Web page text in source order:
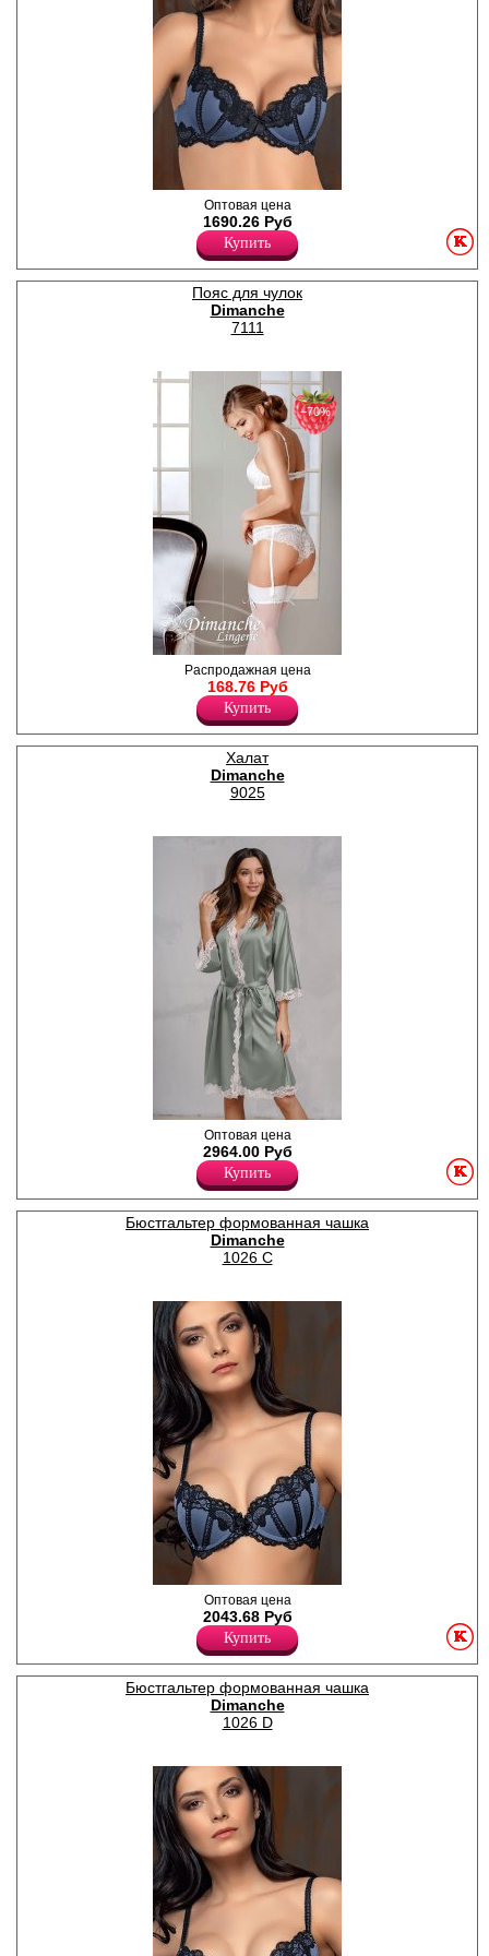
гипюра дарит каждой
модели нотку дерзости и
экстравагантности.
Полиамид 92%
Спандекс 8%
Бюстгальтер балконет с
формованными чашками,
чашки декорированы
кружевом, Push-up,
атласный бантик,
регулируемые бретели.
Размер чашки у этой модели
С (обозначен буквой в конце
артикула). (Цвета деним,
контрастным бежевым
кружевом; персик и лимон с
белым кружевом, у
остальных цветов кружево и
полотно одного цвета).
Спандекс 33%
Оптовая цена
1690.26 Руб
Купить
Пояс для чулок
Dimanche
7111
Пояс кружевной с
регулируемыми по длине
штрипками для чулок, сзади
застёжка на 1 крючок в 3
ряда, на передней детали
атласный бантик.Lirica —
классическая
комбинированная коллекция
Dimanche Lingerie,
кружева с растительным
орнаментом. Белье Lirica в
нежном молочном и
пудровом цвете смотрится
кокетливо и романтично, а в
элегантном черном —
изысканно и роскошно! Пояс
из коллекции нижнего белья
Lirica — классика, которая
обязательно должна быть в
гардеробе каждой женщины!
Полиамид 87%
Полиэстер 2%
Спандекс 11%
−70%
Распродажная цена
168.76 Руб
Купить
Халат
Dimanche
9025
Халат-кимоно на поясе с
длинными рукавами,
декорировано кружевом.
Полиэстер 96%
Спандекс 4%
Оптовая цена
2964.00 Руб
Купить
Бюстгальтер формованная чашка
Dimanche
1026 C
Бюстгальтер с формованной
чашкой без Push-up. Чашки и
стан изделия декорированы
кружевом и тесьмой. В
центре изделия бантик из
капрона в тон изделия.
Бюстгальтер с несъёмными,
регулируемыми бретелями,
украшенными тесьмой.
три положения, с косточками
по бокам для лучшей
поддержки груди. Данная
модель представлена в
чашке C. (Цвета деним,
черный кофе, бордо,
красный и коралл идут с
контрастным бежевым
кружевом; персик и лимон с
белым кружевом, у
остальных цветов кружево и
полотно одного цвета).
Полиамид 67%
Оптовая цена
2043.68 Руб
Купить
Бюстгальтер формованная чашка
Dimanche
1026 D